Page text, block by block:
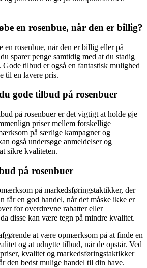
en rosenbue, når den er billig?
en rosenbue, når den er billig eller på
sparer penge samtidig med at du stadig
Gode tilbud er også en fantastisk mulighed
til en lavere pris.
gode tilbud på rosenbuer
på rosenbuer er det vigtigt at holde øje
priser mellem forskellige
på særlige kampagner og
også undersøge anmeldelser og
sikre kvaliteten.
på rosenbuer
på markedsføringstaktikker, der
får en god handel, når det måske ikke er
for overdrevne rabatter eller
disse kan være tegn på mindre kvalitet.
at være opmærksom på at finde en
og at udnytte tilbud, når de opstår. Ved
kvalitet og markedsføringstaktikker
den bedst mulige handel til din have.